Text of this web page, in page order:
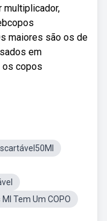
multiplicador,
maiores são os de
em
os copos
Tem Um COPO